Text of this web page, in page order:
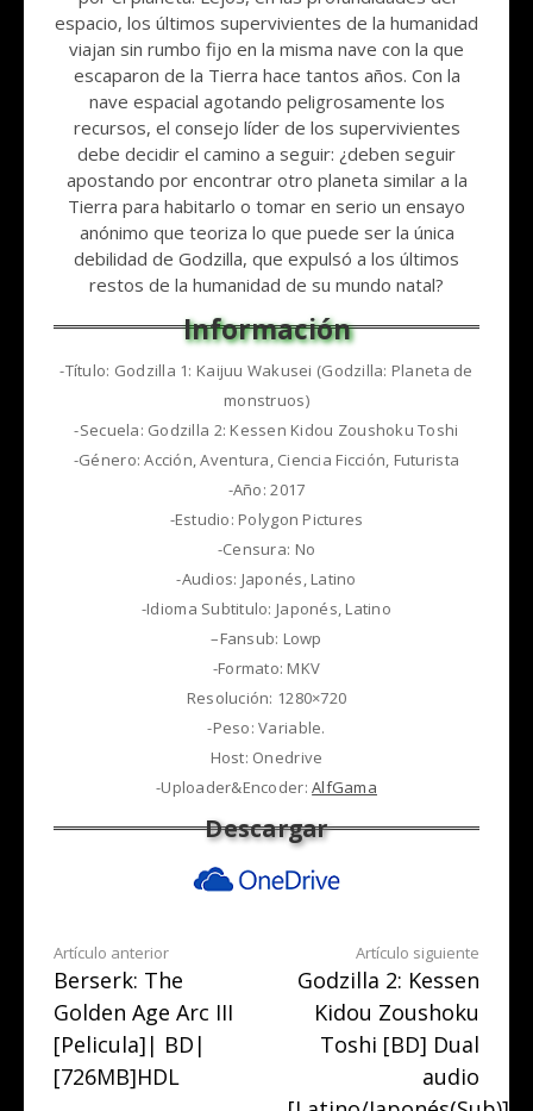
espacio, los últimos supervivientes de la humanidad
viajan sin rumbo fijo en la misma nave con la que
escaparon de la Tierra hace tantos años. Con la
nave espacial agotando peligrosamente los
recursos, el consejo líder de los supervivientes
debe decidir el camino a seguir: ¿deben seguir
apostando por encontrar otro planeta similar a la
Tierra para habitarlo o tomar en serio un ensayo
anónimo que teoriza lo que puede ser la única
debilidad de Godzilla, que expulsó a los últimos
restos de la humanidad de su mundo natal?
-Título: Godzilla 1: Kaijuu Wakusei (Godzilla: Planeta de
monstruos)
-Secuela: Godzilla 2: Kessen Kidou Zoushoku Toshi
-Género: Acción, Aventura, Ciencia Ficción, Futurista
-Año: 2017
-Estudio: Polygon Pictures
-Censura: No
-Audios: Japonés, Latino
-Idioma Subtitulo: Japonés, Latino
–Fansub: Lowp
-Formato: MKV
Resolución: 1280×720
-Peso: Variable.
Host: Onedrive
-Uploader&Encoder:AlfGama
Seguir
leyendo
Artículo anterior
Berserk: The
Golden Age Arc III
[Pelicula]| BD|
[726MB]HDL
Artículo siguiente
Godzilla 2: Kessen
Kidou Zoushoku
Toshi [BD] Dual
audio